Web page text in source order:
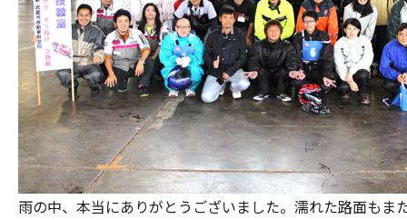
雨の中、本当にありがとうございました。濡れた路面もま